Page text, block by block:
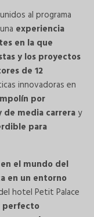
al programa
experiencia
en la que
y los proyectos
de 12
innovadoras en
por
de media carreray
para
el mundo del
en un entorno
hotel Petit Palace
perfecto